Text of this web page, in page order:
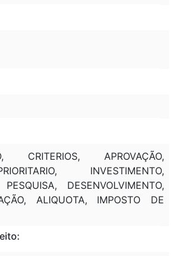
CRITERIOS, APROVAÇÃO,
INVESTIMENTO,
PESQUISA, DESENVOLVIMENTO,
ALIQUOTA, IMPOSTO DE